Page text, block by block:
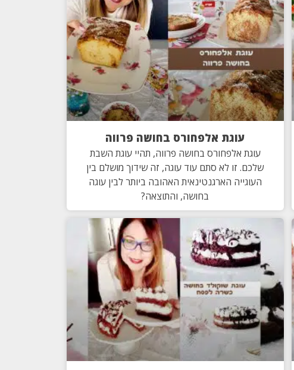
עוגת אלפחורס בחושה פרווה
עוגת אלפחורס בחושה פרווה, תהיי עוגת השבת
שלכם. זו לא סתם עוד עוגה, זה שידוך מושלם בין
העוגייה הארגנטינאית האהובה ביותר לבין עוגה
בחושה, והתוצאה?